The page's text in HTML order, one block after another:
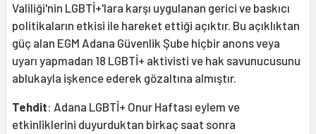
Valiliği'nin LGBTİ+'lara karşı uygulanan gerici ve baskıcı
politikaların etkisi ile hareket ettiği açıktır. Bu açıklıktan
güç alan EGM Adana Güvenlik Şube hiçbir anons veya
uyarı yapmadan 18 LGBTİ+ aktivisti ve hak savunucusunu
ablukayla işkence ederek gözaltına almıştır.
Tehdit: Adana LGBTİ+ Onur Haftası eylem ve
etkinliklerini duyurduktan birkaç saat sonra